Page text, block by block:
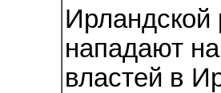
Ирландской
нападают
властей в